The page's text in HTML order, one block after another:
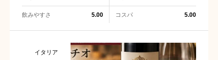
飲みやすさ 5.00 コスパ 5.00
イタリア